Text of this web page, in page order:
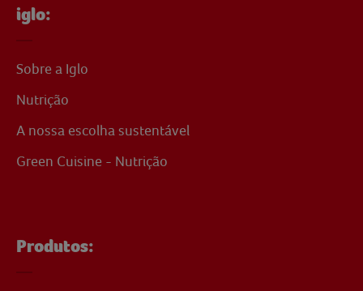
iglo:
Sobre a Iglo
Nutrição
A nossa escolha sustentável
Green Cuisine - Nutrição
Produtos: